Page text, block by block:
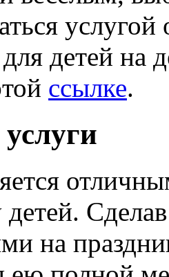
детей на
ссылке.
детей.
на